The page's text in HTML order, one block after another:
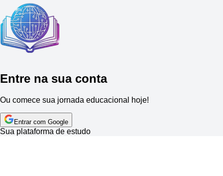
Entre na sua conta
Ou comece sua jornada educacional hoje!
Entrar com Google
Sua plataforma de estudo